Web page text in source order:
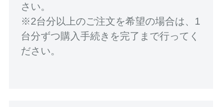
さい。
※2台分以上のご注文を希望の場合は、1
台分ずつ購入手続きを完了まで行ってく
ださい。